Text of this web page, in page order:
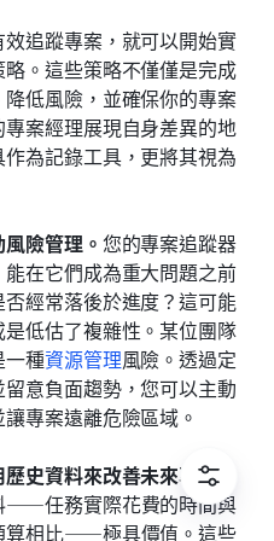
追蹤專案，就可以開始實
。這些策略不僅僅是完成
低風險，並確保你的專案
案經理展現自身差異的地
為記錄工具，更將其視為
險管理。 您的專案追蹤器
在它們成為重大問題之前
經常落後於進度？這可能
低估了複雜性。某位團隊
一種資源管理風險。透過定
意負面趨勢，您可以主動
專案遠離危險區域。
史資料來改善未來專案的
——任務實際花費的時間與
算相比——極具價值。這些